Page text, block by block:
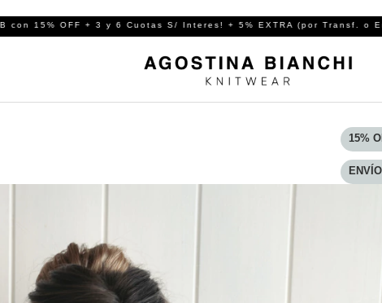
S/ Interes! + 5% EXTRA (por Transf. o Envio $ x MP ( TOTAL
15%